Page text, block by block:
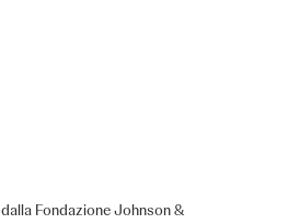
Fondazione Johnson &
disagio